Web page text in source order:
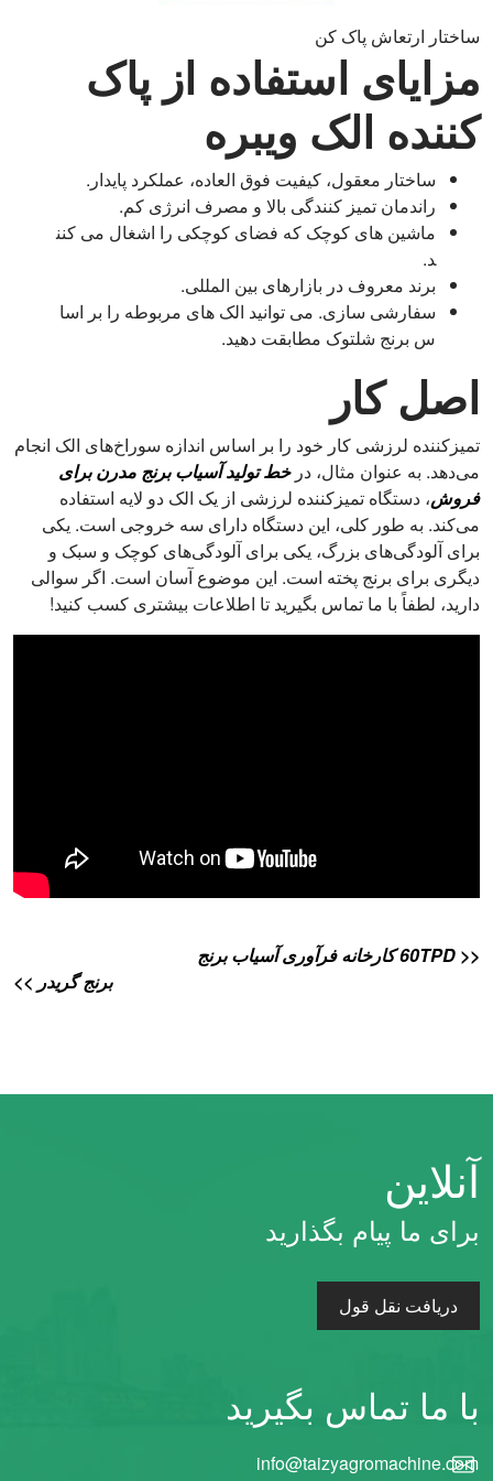
ساختار ارتعاش پاک کن
مزایای استفاده از پاک
کننده الک ویبره
ساختار معقول، کیفیت فوق العاده، عملکرد پایدار.
راندمان تمیز کنندگی بالا و مصرف انرژی کم.
ماشین های کوچک که فضای کوچکی را اشغال می کنن
د.
برند معروف در بازارهای بین المللی.
سفارشی سازی. می توانید الک های مربوطه را بر اسا
س برنج شلتوک مطابقت دهید.
اصل کار
تمیزکننده لرزشی کار خود را بر اساس اندازه سوراخ‌های الک انجام
می‌دهد. به عنوان مثال، درخط تولید آسیاب برنج مدرن برای
فروش، دستگاه تمیزکننده لرزشی از یک الک دو لایه استفاده
می‌کند. به طور کلی، این دستگاه دارای سه خروجی است. یکی
برای آلودگی‌های بزرگ، یکی برای آلودگی‌های کوچک و سبک و
دیگری برای برنج پخته است. این موضوع آسان است. اگر سوالی
دارید، لطفاً با ما تماس بگیرید تا اطلاعات بیشتری کسب کنید!
<< 60TPD کارخانه فرآوری آسیاب برنج
برنج گریدر >>
آنلاین
برای ما پیام بگذارید
دریافت نقل قول
با ما تماس بگیرید
Whatsapp
Email
Wechat